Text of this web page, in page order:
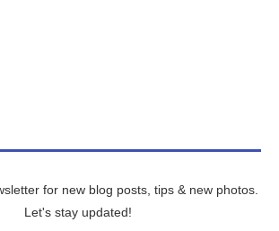
for new blog posts, tips & new photos.
Let's stay updated!